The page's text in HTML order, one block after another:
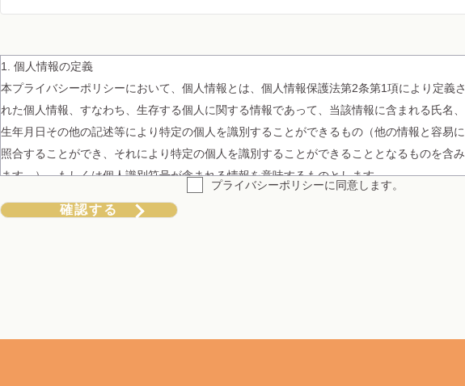
1. 個人情報の定義
本プライバシーポリシーにおいて、個人情報とは、個人情報保護法第2条第1項により定義さ
れた個人情報、すなわち、生存する個人に関する情報であって、当該情報に含まれる氏名、
生年月日その他の記述等により特定の個人を識別することができるもの（他の情報と容易に
照合することができ、それにより特定の個人を識別することができることとなるものを含み
ます。）、もしくは個人識別符号が含まれる情報を意味するものとします。
プライバシーポリシーに同意します。